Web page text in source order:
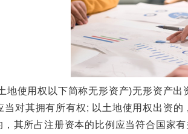
用权以下简称无形资产)无形资产出
对其拥有所有权; 以土地使用权出资
其所占注册资本的比例应当符合国家